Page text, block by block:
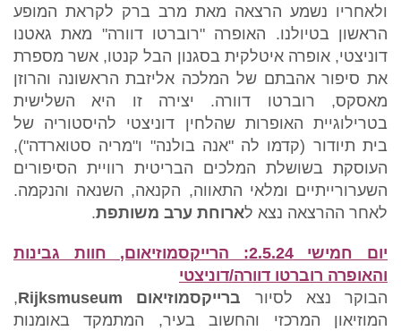
ולאחריו נשמע הרצאה מאת מרב ברק לקראת המופע
הראשון בטיולנו. האופרה "רוברטו דוורה" מאת גאטנו
דוניצטי, אופרה איטלקית בסגנון הבל קנטו, אשר מספרת
את סיפור אהבתם של המלכה אליזבת הראשונה והרוזן
מאסקס, רוברטו דוורה. יצירה זו היא השלישית
בטרילוגיית האופרות שהלחין דוניצטי להיסטוריה של
בית תיודור (קדמו לה "אנה בולנה" ו"מריה סטוארדה"),
העוסקת בשושלת המלכים הבריטית רוויית הסיפורים
השערורייתיים ומלאי התאווה, הקנאה, השנאה והנקמה.
לאחר ההרצאה נצא לארוחת ערב משותפת.
יום חמישי 2.5.24: הרייקסמוזיאום, חוות גבינות
והאופרה רוברטו דוורה/דוניצטי
הבוקר נצא לסיור ברייקסמוזיאום Rijksmuseum
,
המוזיאון המרכזי והחשוב בעיר, המתמקד באומנות